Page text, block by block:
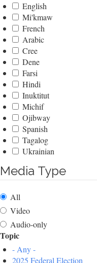
English
Mi'kmaw
French
Arabic
Cree
Dene
Farsi
Hindi
Inuktitut
Michif
Ojibway
Spanish
Tagalog
Ukrainian
Media Type
All
Video
Audio-only
Topic
- Any -
2025 Federal Election